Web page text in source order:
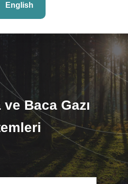
English
ve Baca Gazı